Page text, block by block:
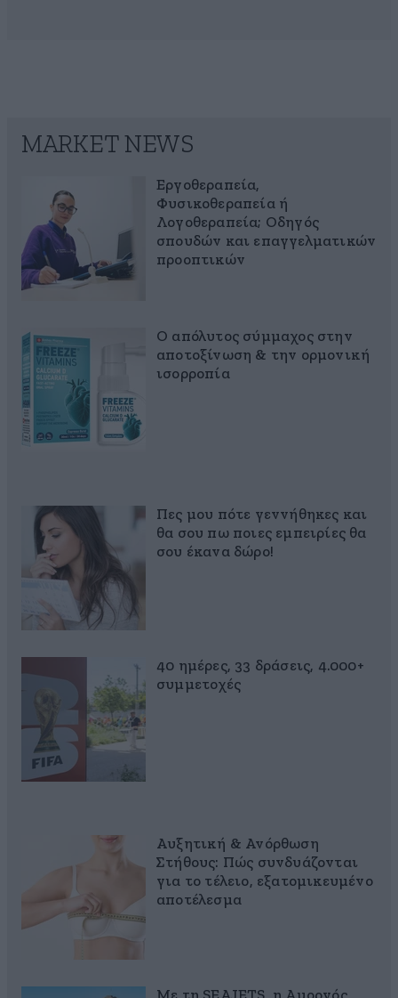
MARKET NEWS
Εργοθεραπεία,
Φυσικοθεραπεία ή
Λογοθεραπεία; Οδηγός
σπουδών και επαγγελματικών
προοπτικών
Ο απόλυτος σύμμαχος στην
αποτοξίνωση & την ορμονική
ισορροπία
Πες μου πότε γεννήθηκες και
θα σου πω ποιες εμπειρίες θα
σου έκανα δώρο!
40 ημέρες, 33 δράσεις, 4.000+
συμμετοχές
Αυξητική & Ανόρθωση
Στήθους: Πώς συνδυάζονται
για το τέλειο, εξατομικευμένο
αποτέλεσμα